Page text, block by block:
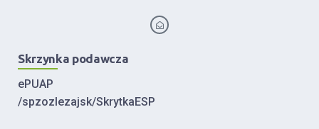
Skrzynka podawcza
ePUAP
/spzozlezajsk/SkrytkaESP